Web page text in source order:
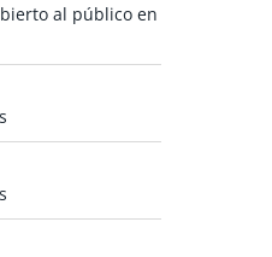
al público en